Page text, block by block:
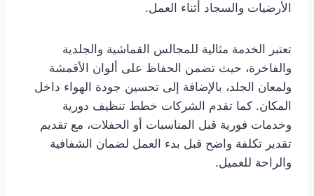
الأرضيات والسجاد أثناء العمل.
تعتبر الخدمة مثالية للمجالس القماشية والجلدية
والفاخرة، حيث تضمن الحفاظ على ألوان الأقمشة
ولمعان الجلد، بالإضافة إلى تحسين جودة الهواء داخل
المكان. كما تقدم الشركات خطط تنظيف دورية
وخدمات فورية قبل المناسبات أو الحفلات، مع تقديم
تقدير تكلفة واضح قبل بدء العمل لضمان الشفافية
والراحة للعميل.